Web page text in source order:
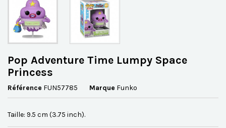
Pop Adventure Time Lumpy Space
Princess
Référence FUN57785 Marque Funko
Taille: 9.5 cm (3.75 inch).